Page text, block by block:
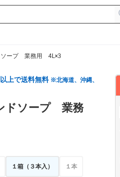
ソープ 業務用 4L×3
上で送料無料 ※北海道、沖縄、
ドソープ 業務
１箱（３本入） １本